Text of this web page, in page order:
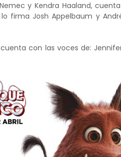
y Kendra Haaland,
firma Josh Appelbaum y
con las voces de: